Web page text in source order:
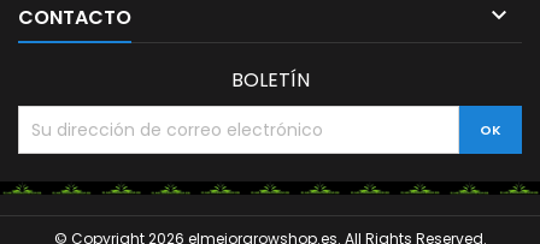
CONTACTO 
BOLETÍN
© Copyright 2026 elmejorgrowshop.es. All Rights Reserved.